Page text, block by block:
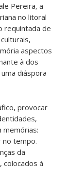
Pereira, a
no litoral
requintada de
aspectos
à dos
diáspora
provocar
memórias:
no tempo.
da
colocados à